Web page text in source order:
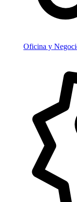
Oficina y